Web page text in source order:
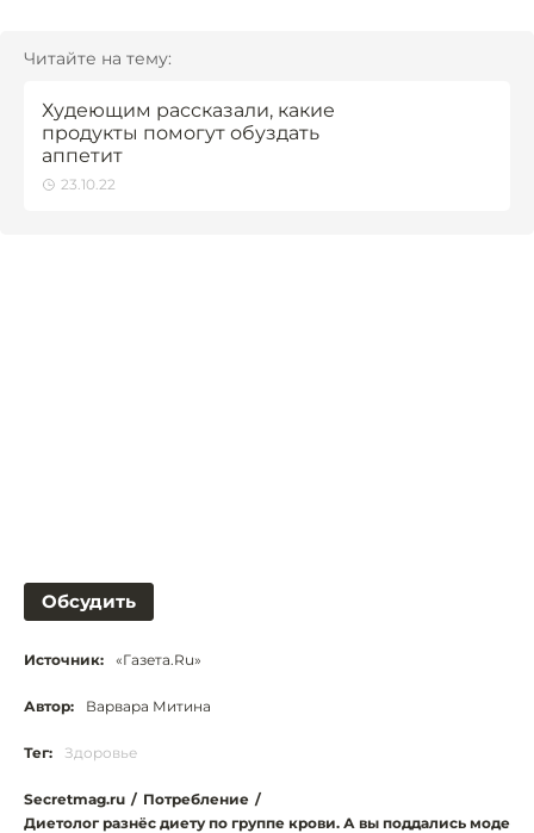
Читайте на тему:
Худеющим рассказали, какие
продукты помогут обуздать
аппетит
23.10.22
Обсудить
Источник: «Газета.Ru»
Автор: Варвара Митина
Тег: Здоровье
Secretmag.ru / Потребление /
Диетолог разнёс диету по группе крови. А вы поддались моде